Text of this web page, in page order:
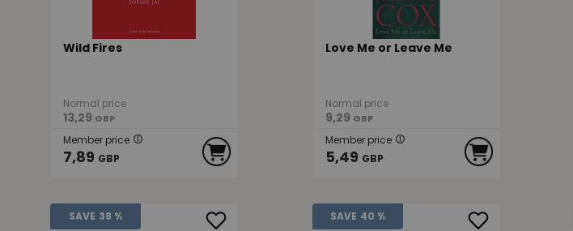
Wild Fires
Normal price
13,29 GBP
Member price
7,89 GBP
Love Me or Leave Me
Normal price
9,29 GBP
Member price
5,49 GBP
SAVE 38 % SAVE 40 %